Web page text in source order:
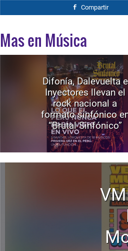
Compartir
Mas en Música
Difonía, Dalevuelta e
Inyectores llevan el
rock nacional a
formato sinfónico
“Brutal Sinfónico”